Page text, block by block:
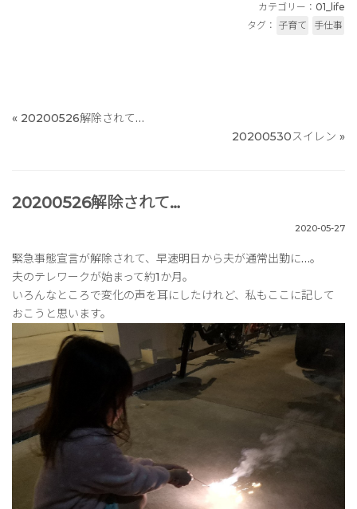
カテゴリー： 01_life
タグ： 子育て 手仕事
« 20200526解除されて…
20200530スイレン »
20200526解除されて…
2020-05-27
緊急事態宣言が解除されて、早速明日から夫が通常出勤に…。
夫のテレワークが始まって約1か月。
いろんなところで変化の声を耳にしたけれど、私もここに記して
おこうと思います。